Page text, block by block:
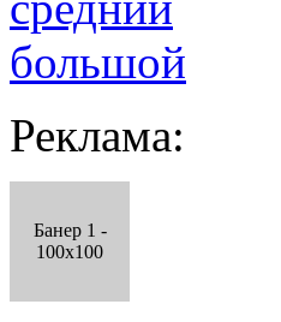
большой
Реклама:
Банер 1 -
100x100